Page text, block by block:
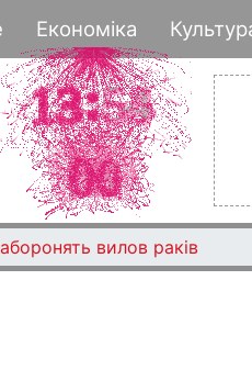
Економіка
вилов раків